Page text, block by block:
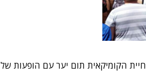
בגן מאיר בהנחיית הקומיקאית תום יער עם הופעות של